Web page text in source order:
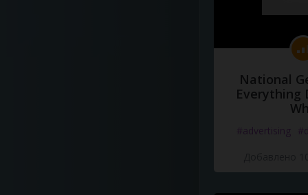
National
Everything
#advertising